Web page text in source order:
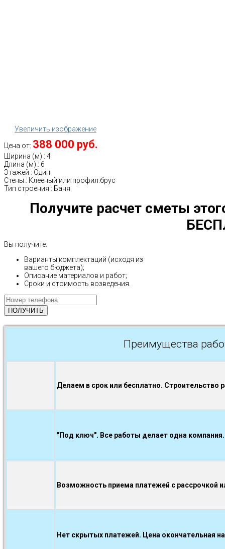
Увеличить изображение
Цена от: 388 000 руб.
Ширина (м) : 4
Длина (м) : 6
Этажей : Один
Стены : Клееный или профил.брус
Тип строения : Баня
Получите расчет сметы
Вы получите:
Варианты комплектаций (исходя из
вашего бюджета);
Описание материалов и работ;
Сроки и стоимость возведения.
Преимущества
Делаем в срок или бесплатно. Строительство
"Под ключ". Все работы делает одна компания.
Возможность приема платежей с рассрочкой
Нет скрытых платежей. Цена окончательная